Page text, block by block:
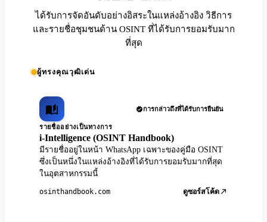
ได้รับการจัดอันดับอย่างอิสระในแหล่งอ้างอิง วิธีการ
และรายชื่อชุมชนด้าน OSINT ที่ได้รับการยอมรับมาก
ที่สุด
ผู้ทรงคุณวุฒิเด่น
การกล่าวถึงที่ได้รับการยืนยัน
รายชื่ออย่างเป็นทางการ
i-Intelligence (OSINT Handbook)
มีรายชื่ออยู่ในหน้า WhatsApp เฉพาะของคู่มือ OSINT
ซึ่งเป็นหนึ่งในแหล่งอ้างอิงที่ได้รับการยอมรับมากที่สุด
ในอุตสาหกรรมนี้
osinthandbook.com ดูซอร์สโค้ด